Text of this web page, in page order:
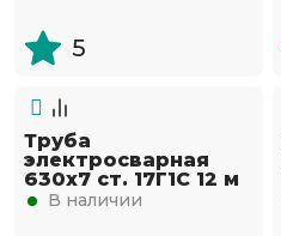
5
Труба
электросварная
630х7 ст. 17Г1С 12 м
В наличии